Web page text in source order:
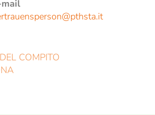
pthsta.it
COMPITO